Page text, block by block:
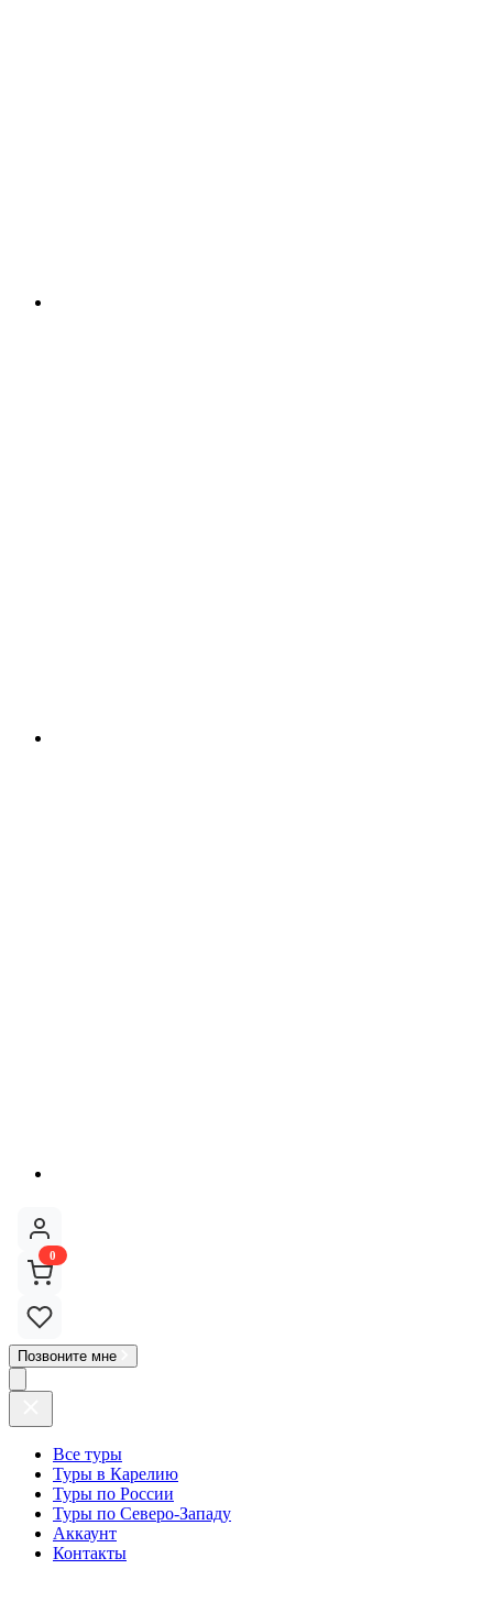
0
Позвоните мне
Все туры
Туры в Карелию
Туры по России
Туры по Северо-Западу
Аккаунт
Контакты